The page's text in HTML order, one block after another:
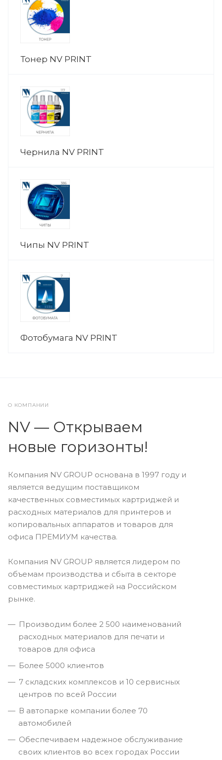
Тонер NV PRINT
Чернила NV PRINT
Чипы NV PRINT
Фотобумага NV PRINT
О КОМПАНИИ
NV — Открываем
новые горизонты!
Компания NV GROUP основана в 1997 году и
является ведущим поставщиком
качественных совместимых картриджей и
расходных материалов для принтеров и
копировальных аппаратов и товаров для
офиса ПРЕМИУМ качества.
Компания NV GROUP является лидером по
объемам производства и сбыта в секторе
совместимых картриджей на Российском
рынке.
Производим более 2 500 наименований
расходных материалов для печати и
товаров для офиса
Более 5000 клиентов
7 складских комплексов и 10 сервисных
центров по всей России
В автопарке компании более 70
автомобилей
Обеспечиваем надежное обслуживание
своих клиентов во всех городах России